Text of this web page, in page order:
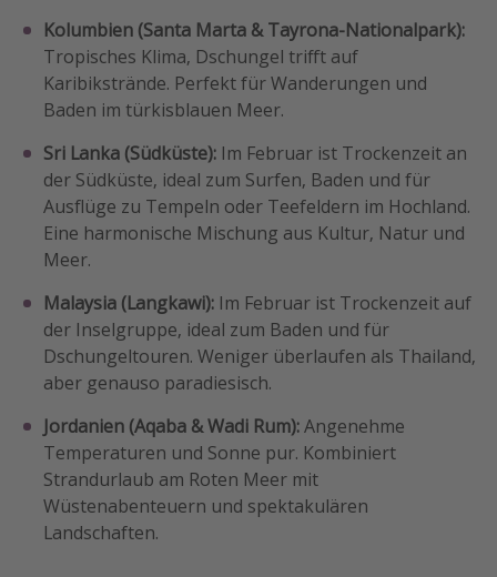
Kolumbien (Santa Marta & Tayrona-Nationalpark):
Tropisches Klima, Dschungel trifft auf
Karibikstrände. Perfekt für Wanderungen und
Baden im türkisblauen Meer.
Sri Lanka (Südküste): Im Februar ist Trockenzeit an
der Südküste, ideal zum Surfen, Baden und für
Ausflüge zu Tempeln oder Teefeldern im Hochland.
Eine harmonische Mischung aus Kultur, Natur und
Meer.
Malaysia (Langkawi): Im Februar ist Trockenzeit auf
der Inselgruppe, ideal zum Baden und für
Dschungeltouren. Weniger überlaufen als Thailand,
aber genauso paradiesisch.
Jordanien (Aqaba & Wadi Rum):Angenehme
Temperaturen und Sonne pur. Kombiniert
Strandurlaub am Roten Meer mit
Wüstenabenteuern und spektakulären
Landschaften.